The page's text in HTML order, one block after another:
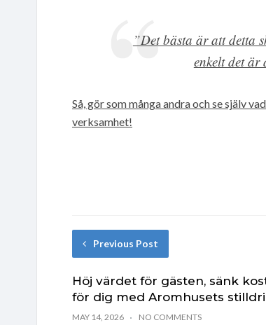
”Det bästa är att detta
enkelt det
Så, gör som många andra och se själv
verksamhet!
Previous Post
Höj värdet för gästen, sänk
för dig med Aromhusets
MAY 14, 2026 NO COMMENTS